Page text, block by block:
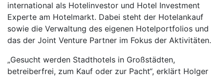
international als Hotelinvestor und Hotel Investment
Experte am Hotelmarkt. Dabei steht der Hotelankauf
sowie die Verwaltung des eigenen Hotelportfolios und
das der Joint Venture Partner im Fokus der Aktivitäten.
„Gesucht werden Stadthotels in Großstädten,
betreiberfrei, zum Kauf oder zur Pacht“, erklärt Holger